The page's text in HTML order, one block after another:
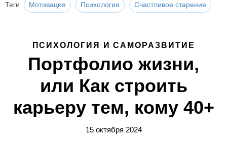
Теги Мотивация Психология Счастливое старение
ПСИХОЛОГИЯ И САМОРАЗВИТИЕ
Портфолио жизни,
или Как строить
карьеру тем, кому 40+
15 октября 2024